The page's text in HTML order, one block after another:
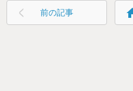
前の記事